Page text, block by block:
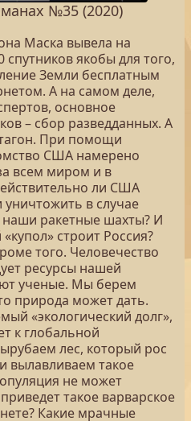
№35 (2020)
Маска вывела на
якобы для того,
Земли бесплатным
А на самом деле,
основное
– сбор разведданных. А
При помощи
США намерено
всем миром и в
ли США
в случае
наши ракетные шахты? И
строит Россия?
того. Человечество
ресурсы нашей
ученые. Мы берем
природа может дать.
«экологический долг»,
к глобальной
лес, который рос
вылавливаем такое
не может
такое варварское
Какие мрачные